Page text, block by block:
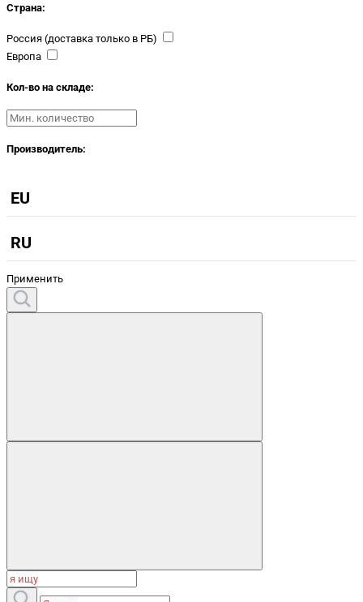
Страна:
Россия (доставка только в РБ)
Европа
Кол-во на складе:
Производитель:
EU
RU
Применить